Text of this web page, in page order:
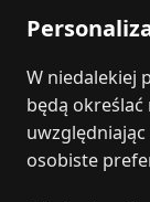
W niedalekiej
będą
osobiste